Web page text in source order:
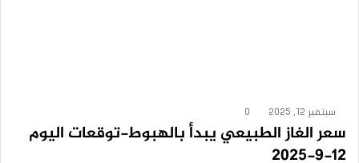
سبتمبر 12, 2025 0
سعر الغاز الطبيعي يبدأ بالهبوط-توقعات اليوم
12-9-2025